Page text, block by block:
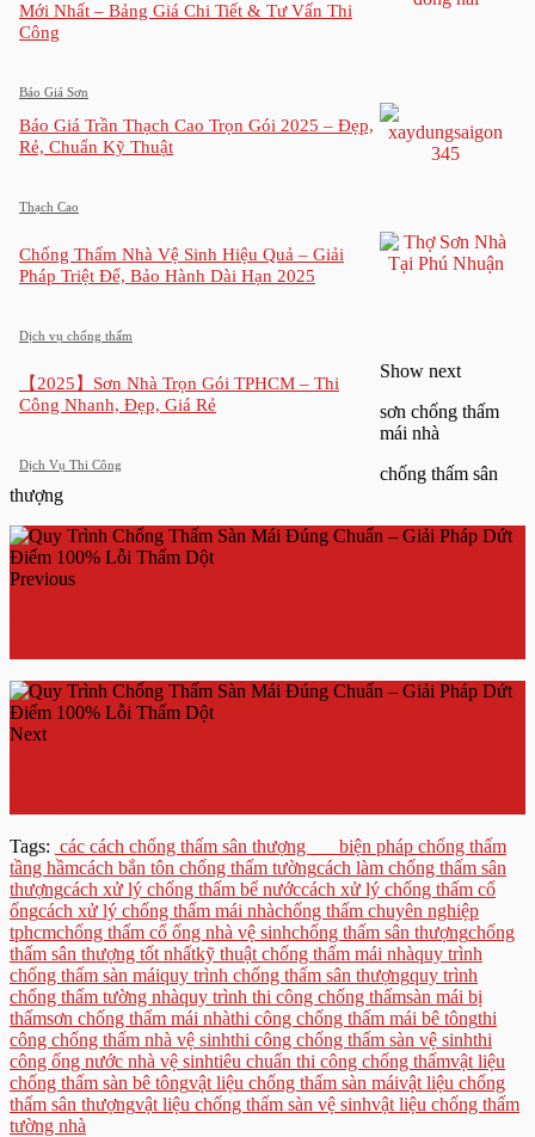
Mới Nhất – Bảng Giá Chi Tiết & Tư Vấn Thi
Công
Báo Giá Sơn
Báo Giá Trần Thạch Cao Trọn Gói 2025 – Đẹp,
Rẻ, Chuẩn Kỹ Thuật
Thạch Cao
Chống Thấm Nhà Vệ Sinh Hiệu Quả – Giải
Pháp Triệt Để, Bảo Hành Dài Hạn 2025
Dịch vụ chống thấm
【2025】Sơn Nhà Trọn Gói TPHCM – Thi
Công Nhanh, Đẹp, Giá Rẻ
Dịch Vụ Thi Công
Show next
sơn chống thấm
mái nhà
chống thấm sân
thượng
Previous
Next
Tags: các cách chống thấm sân thượng biện pháp chống thấm
tầng hầmcách bắn tôn chống thấm tườngcách làm chống thấm sân
thượngcách xử lý chống thấm bể nướccách xử lý chống thấm cổ
ốngcách xử lý chống thấm mái nhàchống thấm chuyên nghiệp
tphcmchống thấm cổ ống nhà vệ sinhchống thấm sân thượngchống
thấm sân thượng tốt nhấtkỹ thuật chống thấm mái nhàquy trình
chống thấm sàn máiquy trình chống thấm sân thượngquy trình
chống thấm tường nhàquy trình thi công chống thấmsàn mái bị
thấmsơn chống thấm mái nhàthi công chống thấm mái bê tôngthi
công chống thấm nhà vệ sinhthi công chống thấm sàn vệ sinhthi
công ống nước nhà vệ sinhtiêu chuẩn thi công chống thấmvật liệu
chống thấm sàn bê tôngvật liệu chống thấm sàn máivật liệu chống
thấm sân thượngvật liệu chống thấm sàn vệ sinhvật liệu chống thấm
tường nhà